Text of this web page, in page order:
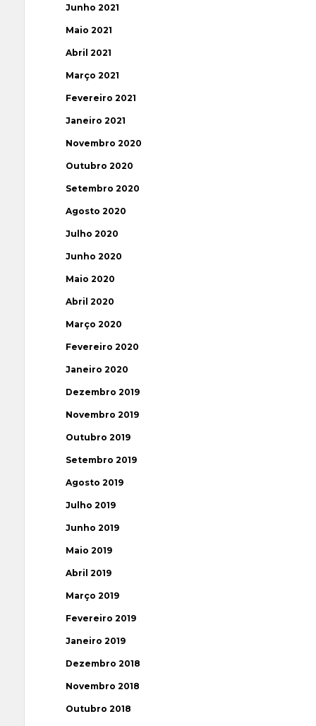
Junho 2021
Maio 2021
Abril 2021
Março 2021
Fevereiro 2021
Janeiro 2021
Novembro 2020
Outubro 2020
Setembro 2020
Agosto 2020
Julho 2020
Junho 2020
Maio 2020
Abril 2020
Março 2020
Fevereiro 2020
Janeiro 2020
Dezembro 2019
Novembro 2019
Outubro 2019
Setembro 2019
Agosto 2019
Julho 2019
Junho 2019
Maio 2019
Abril 2019
Março 2019
Fevereiro 2019
Janeiro 2019
Dezembro 2018
Novembro 2018
Outubro 2018